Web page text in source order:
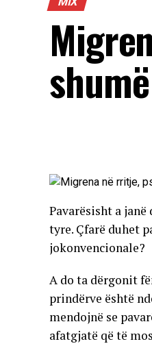
Pavarësisht a
tyre. Çfarë duhet
jokonvencionale?
A do ta dërgonit
prindërve është
mendojnë se
afatgjatë që të